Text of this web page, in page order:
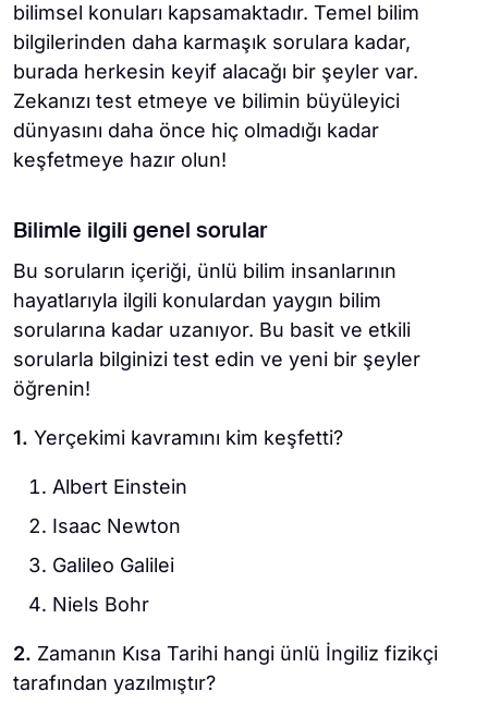
bilimsel konuları kapsamaktadır. Temel bilim
bilgilerinden daha karmaşık sorulara kadar,
burada herkesin keyif alacağı bir şeyler var.
Zekanızı test etmeye ve bilimin büyüleyici
dünyasını daha önce hiç olmadığı kadar
keşfetmeye hazır olun!
Bilimle ilgili genel sorular
Bu soruların içeriği, ünlü bilim insanlarının
hayatlarıyla ilgili konulardan yaygın bilim
sorularına kadar uzanıyor. Bu basit ve etkili
sorularla bilginizi test edin ve yeni bir şeyler
öğrenin!
1. Yerçekimi kavramını kim keşfetti?
Albert Einstein
Isaac Newton
Galileo Galilei
Niels Bohr
2. Zamanın Kısa Tarihi hangi ünlü İngiliz fizikçi
tarafından yazılmıştır?